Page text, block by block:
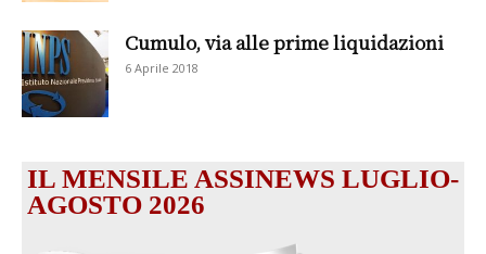
Cumulo, via alle prime liquidazioni
6 Aprile 2018
IL MENSILE ASSINEWS LUGLIO-
AGOSTO 2026